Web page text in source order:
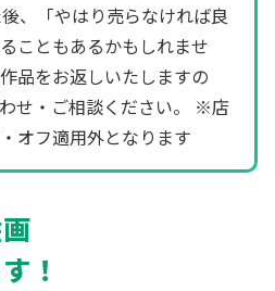
、「やはり売らなければ良
こともあるかもしれませ
品をお返しいたしますの
せ・ご相談ください。 ※店
オフ適用外となります
！